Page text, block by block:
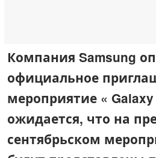
Компания Samsung
официальное
мероприятие « Galaxy
ожидается, что на
сентябрьском